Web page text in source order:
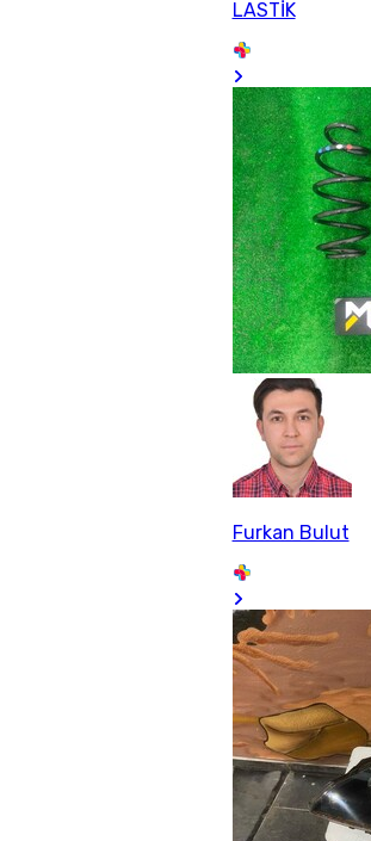
LASTİK
Furkan Bulut